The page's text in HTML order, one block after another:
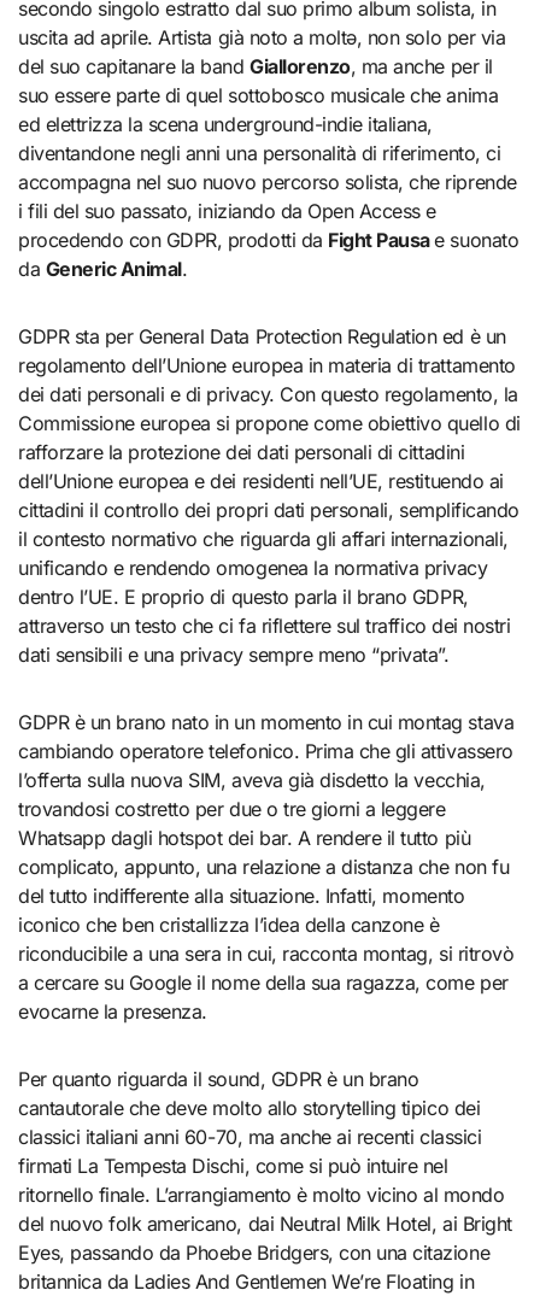
secondo singolo estratto dal suo primo album solista, in
uscita ad aprile. Artista già noto a moltə​​, non solo per via
del suo capitanare la bandGiallorenzo, ma anche per il
suo essere parte di quel sottobosco musicale che anima
ed elettrizza la scena underground-indie italiana,
diventandone negli anni una personalità di riferimento, ci
accompagna nel suo nuovo percorso solista, che riprende
i fili del suo passato, iniziando da Open Access e
procedendo con GDPR, prodotti da Fight Pausae suonato
da Generic Animal.
GDPR sta per General Data Protection Regulation ed è un
regolamento dell’Unione europea in materia di trattamento
dei dati personali e di privacy. Con questo regolamento, la
Commissione europea si propone come obiettivo quello di
rafforzare la protezione dei dati personali di cittadini
dell’Unione europea e dei residenti nell’UE, restituendo ai
cittadini il controllo dei propri dati personali, semplificando
il contesto normativo che riguarda gli affari internazionali,
unificando e rendendo omogenea la normativa privacy
dentro l’UE. E proprio di questo parla il brano GDPR,
attraverso un testo che ci fa riflettere sul traffico dei nostri
dati sensibili e una privacy sempre meno “privata”.
GDPR è un brano nato in un momento in cui montag stava
cambiando operatore telefonico. Prima che gli attivassero
l’offerta sulla nuova SIM, aveva già disdetto la vecchia,
trovandosi costretto per due o tre giorni a leggere
Whatsapp dagli hotspot dei bar. A rendere il tutto più
complicato, appunto, una relazione a distanza che non fu
del tutto indifferente alla situazione. Infatti, momento
iconico che ben cristallizza l’idea della canzone è
riconducibile a una sera in cui, racconta montag, si ritrovò
a cercare su Google il nome della sua ragazza, come per
evocarne la presenza.
Per quanto riguarda il sound, GDPR è un brano
cantautorale che deve molto allo storytelling tipico dei
classici italiani anni 60-70, ma anche ai recenti classici
firmati La Tempesta Dischi, come si può intuire nel
ritornello finale. L’arrangiamento è molto vicino al mondo
del nuovo folk americano, dai Neutral Milk Hotel, ai Bright
Eyes, passando da Phoebe Bridgers, con una citazione
britannica da Ladies And Gentlemen We’re Floating in